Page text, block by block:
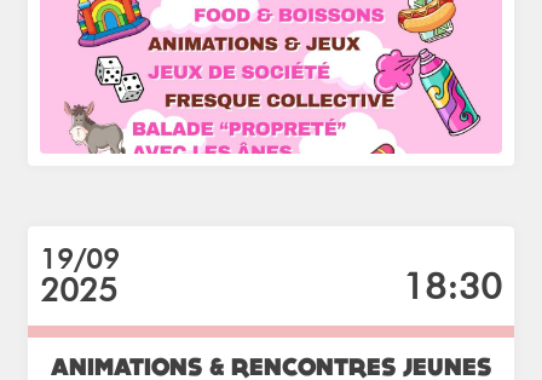
19/09
2025 18:30
ANIMATIONS & RENCONTRES JEUNES